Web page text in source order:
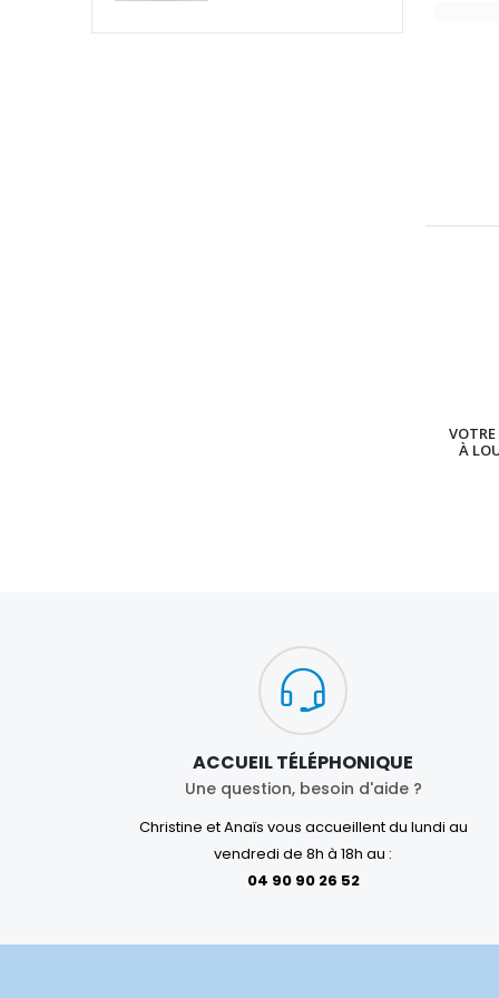
VOTRE
À
ACCUEIL TÉLÉPHONIQUE
Une question, besoin d'aide ?
Christine et Anaïs vous accueillent du lundi au
vendredi de 8h à 18h au :
04 90 90 26 52